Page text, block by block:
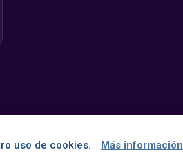
uso de cookies. Más información